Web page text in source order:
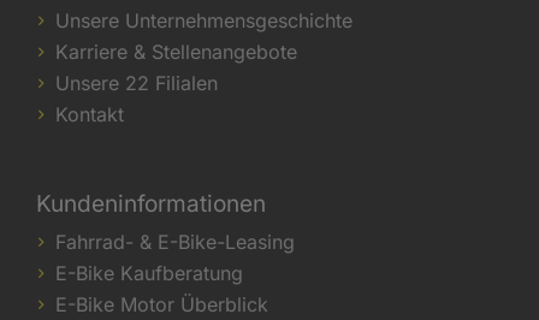
Unsere Unternehmensgeschichte
Karriere & Stellenangebote
Unsere 22 Filialen
Kontakt
Kundeninformationen
Fahrrad- & E-Bike-Leasing
E-Bike Kaufberatung
E-Bike Motor Überblick